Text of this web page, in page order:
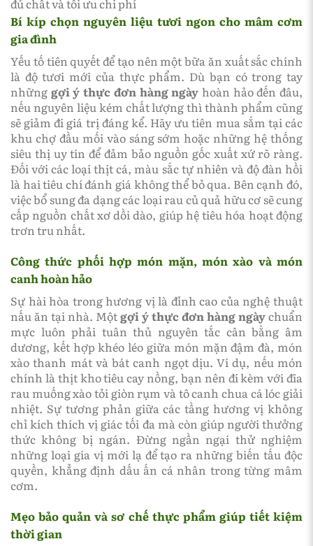
đủ chất và tối ưu chi phí
Bí kíp chọn nguyên liệu tươi ngon cho mâm cơm
gia đình
Yếu tố tiên quyết để tạo nên một bữa ăn xuất sắc chính
là độ tươi mới của thực phẩm. Dù bạn có trong tay
những gợi ý thực đơn hàng ngày hoàn hảo đến đâu,
nếu nguyên liệu kém chất lượng thì thành phẩm cũng
sẽ giảm đi giá trị đáng kể. Hãy ưu tiên mua sắm tại các
khu chợ đầu mối vào sáng sớm hoặc những hệ thống
siêu thị uy tín để đảm bảo nguồn gốc xuất xứ rõ ràng.
Đối với các loại thịt cá, màu sắc tự nhiên và độ đàn hồi
là hai tiêu chí đánh giá không thể bỏ qua. Bên cạnh đó,
việc bổ sung đa dạng các loại rau củ quả hữu cơ sẽ cung
cấp nguồn chất xơ dồi dào, giúp hệ tiêu hóa hoạt động
trơn tru nhất.
Công thức phối hợp món mặn, món xào và món
canh hoàn hảo
Sự hài hòa trong hương vị là đỉnh cao của nghệ thuật
nấu ăn tại nhà. Mộtgợi ý thực đơn hàng ngàychuẩn
mực luôn phải tuân thủ nguyên tắc cân bằng âm
dương, kết hợp khéo léo giữa món mặn đậm đà, món
xào thanh mát và bát canh ngọt dịu. Ví dụ, nếu món
chính là thịt kho tiêu cay nồng, bạn nên đi kèm với đĩa
rau muống xào tỏi giòn rụm và tô canh chua cá lóc giải
nhiệt. Sự tương phản giữa các tầng hương vị không
chỉ kích thích vị giác tối đa mà còn giúp người thưởng
thức không bị ngán. Đừng ngần ngại thử nghiệm
những loại gia vị mới lạ để tạo ra những biến tấu độc
quyền, khẳng định dấu ấn cá nhân trong từng mâm
cơm.
Mẹo bảo quản và sơ chế thực phẩm giúp tiết kiệm
thời gian